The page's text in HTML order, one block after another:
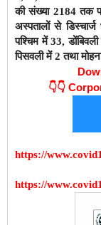
की संख्या 2184 तक
अस्पतालों से
पश्चिम में 33,
पिसवली में 2 तथा
👇👇
https://
https://